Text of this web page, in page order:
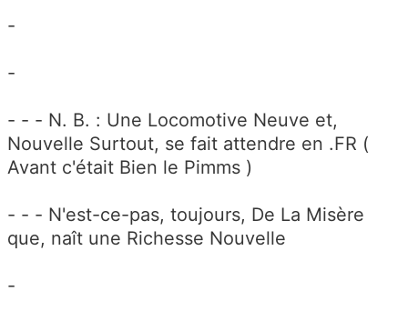
-
-
- - - N. B. : Une Locomotive Neuve et,
Nouvelle Surtout, se fait attendre en .FR (
Avant c'était Bien le Pimms )
- - - N'est-ce-pas, toujours, De La Misère
que, naît une Richesse Nouvelle
-